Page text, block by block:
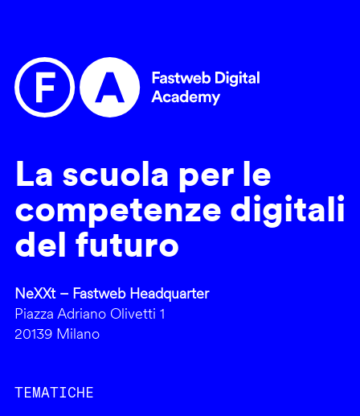
La scuola per le
competenze digitali
del futuro
NeXXt – Fastweb Headquarter
Piazza Adriano Olivetti 1
20139 Milano
TEMATICHE